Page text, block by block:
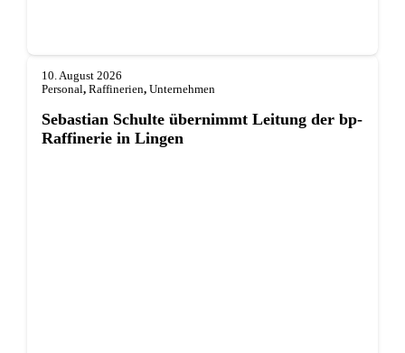
10. August 2026
Personal, Raffinerien, Unternehmen
Sebastian Schulte übernimmt Leitung der bp-
Raffinerie in Lingen